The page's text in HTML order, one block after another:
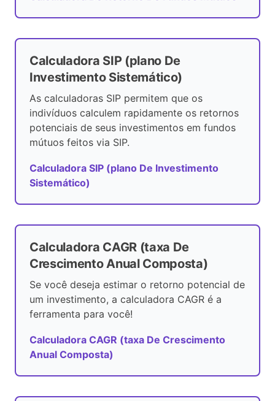
Calculadora SIP (plano De
Investimento Sistemático)
As calculadoras SIP permitem que os
indivíduos calculem rapidamente os retornos
potenciais de seus investimentos em fundos
mútuos feitos via SIP.
Calculadora SIP (plano De Investimento
Sistemático)
Calculadora CAGR (taxa De
Crescimento Anual Composta)
Se você deseja estimar o retorno potencial de
um investimento, a calculadora CAGR é a
ferramenta para você!
Calculadora CAGR (taxa De Crescimento
Anual Composta)